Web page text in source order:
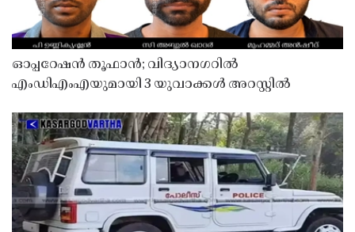
ഓപ്പറേഷൻ തൂഫാൻ; വിദ്യാനഗറിൽ
എംഡിഎംഎയുമായി 3 യുവാക്കൾ അറസ്റ്റിൽ